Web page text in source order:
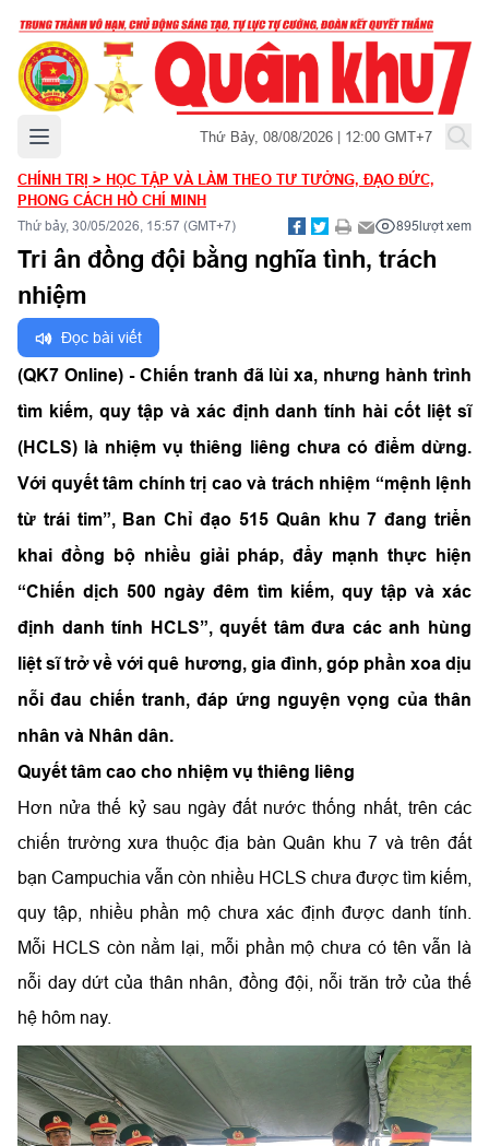
Mở menu chính Thứ Bảy, 08/08/2026 | 12:00 GMT+7
CHÍNH TRỊ > HỌC TẬP VÀ LÀM THEO TƯ TƯỞNG, ĐẠO ĐỨC,
PHONG CÁCH HỒ CHÍ MINH
Thứ bảy, 30/05/2026, 15:57 (GMT+7) 895lượt xem
Tri ân đồng đội bằng nghĩa tình, trách
nhiệm
Đọc bài viết
(QK7 Online) - Chiến tranh đã lùi xa, nhưng hành trình
tìm kiếm, quy tập và xác định danh tính hài cốt liệt sĩ
(HCLS) là nhiệm vụ thiêng liêng chưa có điểm dừng.
Với quyết tâm chính trị cao và trách nhiệm “mệnh lệnh
từ trái tim”, Ban Chỉ đạo 515 Quân khu 7 đang triển
khai đồng bộ nhiều giải pháp, đẩy mạnh thực hiện
“Chiến dịch 500 ngày đêm tìm kiếm, quy tập và xác
định danh tính HCLS”, quyết tâm đưa các anh hùng
liệt sĩ trở về với quê hương, gia đình, góp phần xoa dịu
nỗi đau chiến tranh, đáp ứng nguyện vọng của thân
nhân và Nhân dân.
Quyết tâm cao cho nhiệm vụ thiêng liêng
Hơn nửa thế kỷ sau ngày đất nước thống nhất, trên các
chiến trường xưa thuộc địa bàn Quân khu 7 và trên đất
bạn Campuchia vẫn còn nhiều HCLS chưa được tìm kiếm,
quy tập, nhiều phần mộ chưa xác định được danh tính.
Mỗi HCLS còn nằm lại, mỗi phần mộ chưa có tên vẫn là
nỗi day dứt của thân nhân, đồng đội, nỗi trăn trở của thế
hệ hôm nay.